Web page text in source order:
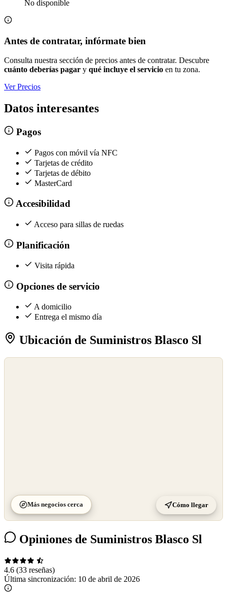
No disponible
Antes de contratar, infórmate bien
Consulta nuestra sección de precios antes de contratar. Descubre
cuánto deberías pagar y qué incluye el servicio en tu zona.
Ver Precios
Datos interesantes
Pagos
Pagos con móvil vía NFC
Tarjetas de crédito
Tarjetas de débito
MasterCard
Accesibilidad
Acceso para sillas de ruedas
Planificación
Visita rápida
Opciones de servicio
A domicilio
Entrega el mismo día
Ubicación de Suministros Blasco Sl
Más negocios cerca Cómo llegar
Opiniones de Suministros Blasco Sl
4.6 (33 reseñas)
Última sincronización: 10 de abril de 2026